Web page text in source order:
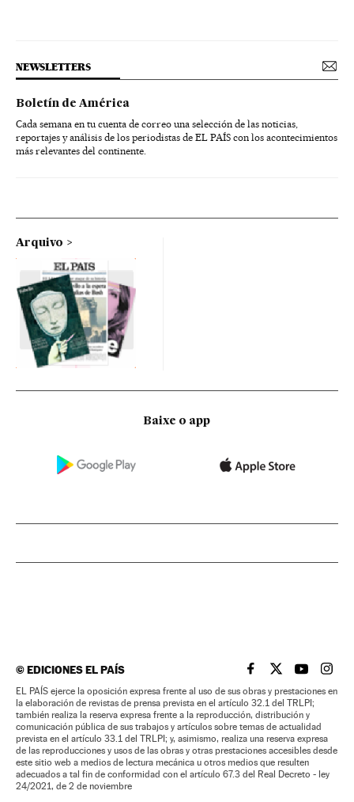
NEWSLETTERS
Boletín de América
Cada semana en tu cuenta de correo una selección de las noticias,
reportajes y análisis de los periodistas de EL PAÍS con los acontecimientos
más relevantes del continente.
Arquivo
Baixe o app
©EDICIONES EL PAÍS EL PAÍS BRASIL EN
EL PAÍSEL PAÍS
EL
EL PAÍS ejerce la oposición expresa frente al uso de sus obras y prestaciones en
la elaboración de revistas de prensa prevista en el artículo 32.1 del TRLPI;
también realiza la reserva expresa frente a la reproducción, distribución y
comunicación pública de sus trabajos y artículos sobre temas de actualidad
prevista en el artículo 33.1 del TRLPI; y, asimismo, realiza una reserva expresa
de las reproducciones y usos de las obras y otras prestaciones accesibles desde
este sitio web a medios de lectura mecánica u otros medios que resulten
adecuados a tal fin de conformidad con el artículo 67.3 del Real Decreto - ley
24/2021, de 2 de noviembre